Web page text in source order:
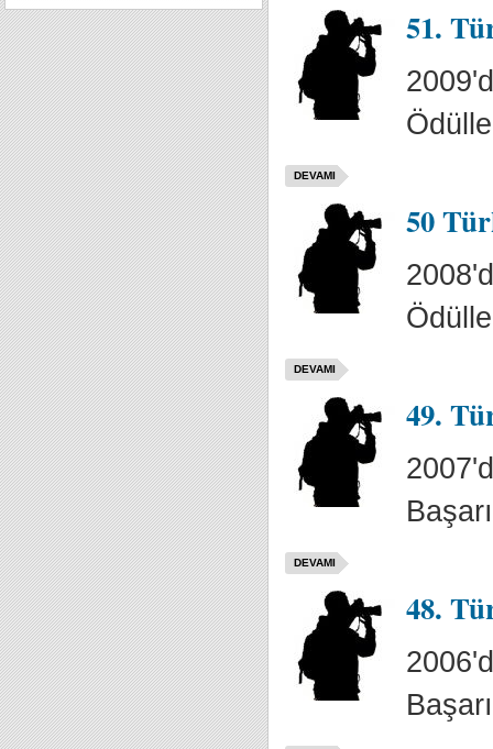
51.
DEVAMI
50
DEVAMI
49.
DEVAMI
48.